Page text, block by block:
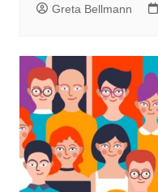
Greta Bellmann